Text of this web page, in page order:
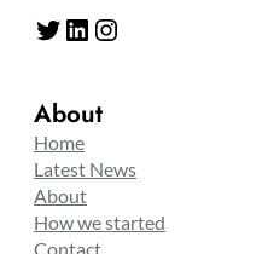
Twitter LinkedIn Instagram
About
Home
Latest News
About
How we started
Contact